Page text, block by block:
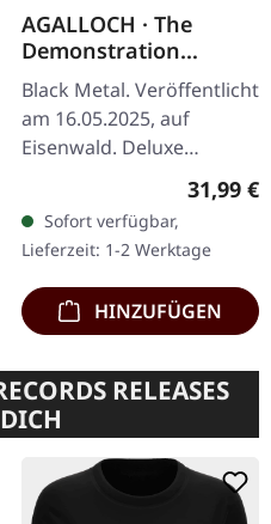
Preis:
AGALLOCH · The
Demonstration
Archive: 1996-1998 |
SMOKE 2LP
Black Metal. Veröffentlicht
am 16.05.2025, auf
Eisenwald. Deluxe
Gatefold-Cover 2LP auf
Pressung. Stabiles
Gatefold-Cover auf…
31,99 €
Sofort verfügbar,
Lieferzeit: 1-2 Werktage
HINZUFÜGEN
RELEASES